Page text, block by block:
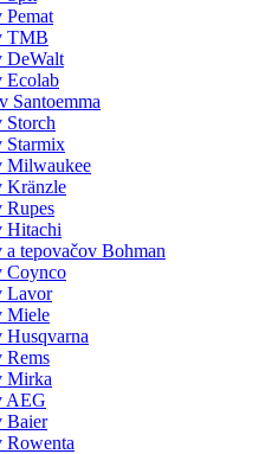
TMB
DeWalt
Ecolab
Santoemma
Storch
Starmix
Milwaukee
Kränzle
Rupes
Hitachi
tepovačov Bohman
Coynco
Lavor
Miele
Husqvarna
Rems
Mirka
AEG
Baier
Rowenta